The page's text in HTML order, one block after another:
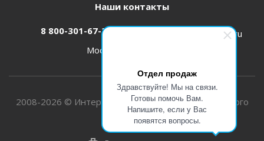
Отдел продаж
Здравствуйте! Мы на связи.
Готовы помочь Вам.
Напишите, если у Вас
появятся вопросы.
Наши контакты
8 800-301-67-31
zakaz@etk-oniks.ru
Москва, ул. Кетчерская,13
2008-2026 © Интернет-магазин электротехнического
оборудования